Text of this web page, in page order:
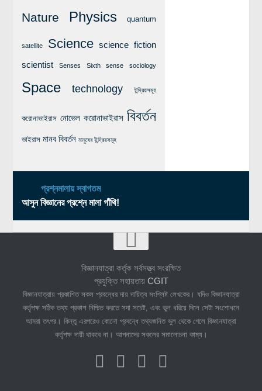
Nature Physics quantum
satellite Science science fiction
scientist Senses Sixth sense sociology
Space technology ইন্দ্রিয়সমূহ
করোনাভাইরাস নোভেল করোনাভাইরাস বিবর্তন
ভাইরাস মানব বিবর্তন মানুষের ইন্দ্রিয়সমূহ
প্রশ্নমালায় স্বাগতম
আসুন বিজ্ঞানের প্রশ্নে মালা গাঁথি!
বিজ্ঞানযাত্রা কর্তৃক সর্বসত্ত্ব সংরক্ষিত
প্রযুক্তি সহায়তায় CGIT
বিজ্ঞানযাত্রায় প্রকাশিত সকল প্রবন্ধের দায় দায়িত্ব সংশ্লিষ্ট লেখকের। যদিও বিজ্ঞানযাত্রা
কর্তৃপক্ষ সঠিক তথ্য প্রকাশ নিশ্চিত করতে সদা সচেষ্ট, এবং ভুল ধরিয়ে দিলে সেটা সংশোধনে
আমরা তৎপর। কিন্তু এরপরেও কোনো প্রবন্ধে তথ্যজনিত ভুল থেকে গেলে বিজ্ঞানযাত্রা
কর্তৃপক্ষ দায়ী থাকবে না। আপনাদের সকলের সমালোচনা কাম্য।